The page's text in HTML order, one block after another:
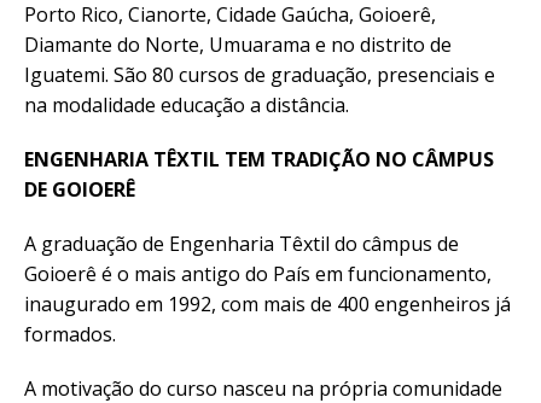
Porto Rico, Cianorte, Cidade Gaúcha, Goioerê,
Diamante do Norte, Umuarama e no distrito de
Iguatemi. São 80 cursos de graduação, presenciais e
na modalidade educação a distância.
ENGENHARIA TÊXTIL TEM TRADIÇÃO NO CÂMPUS
DE GOIOERÊ
A graduação de Engenharia Têxtil do câmpus de
Goioerê é o mais antigo do País em funcionamento,
inaugurado em 1992, com mais de 400 engenheiros já
formados.
A motivação do curso nasceu na própria comunidade